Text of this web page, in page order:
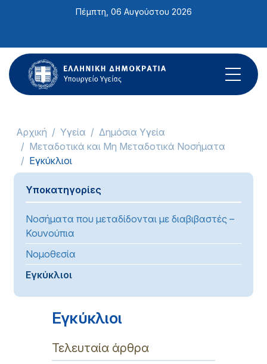
ιστότοπος
περιλαμβάνει
ένα
σύστημα
Πέμπτη, 06 Αυγούστου 2026
Αρχική Υγεία
Δημόσια Υγεία
Μεταδοτικά και Μη Μεταδοτικά Νοσήματα
Εγκύκλιοι
Υποκατηγορίες
Νοσήματα που μεταδίδονται με διαβιβαστές –
Κουνούπια
Νομοθεσία
Εγκύκλιοι
Εγκύκλιοι
Τελευταία άρθρα